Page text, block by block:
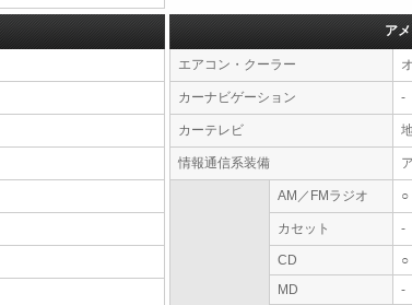
ア
エアコン・クーラー
カーナビゲーション -
カーテレビ
情報通信系装備
AM／FMラジオ ○
カセット -
CD
○
MD
-